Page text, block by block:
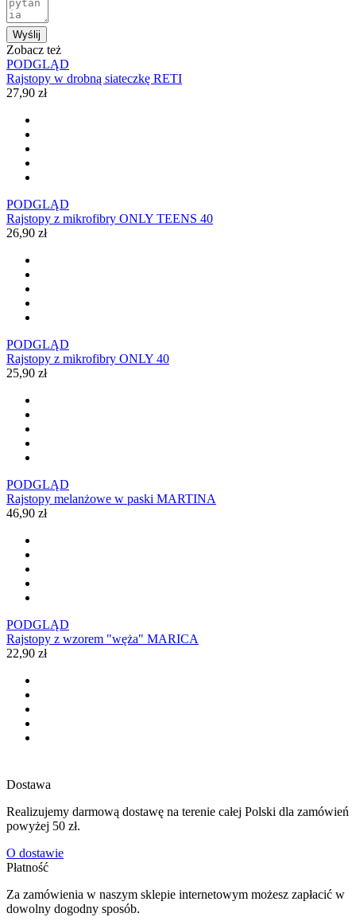
Wyślij
Zobacz też
PODGLĄD
Rajstopy w drobną siateczkę RETI
27,90 zł
PODGLĄD
Rajstopy z mikrofibry ONLY TEENS 40
26,90 zł
PODGLĄD
Rajstopy z mikrofibry ONLY 40
25,90 zł
PODGLĄD
Rajstopy melanżowe w paski MARTINA
46,90 zł
PODGLĄD
Rajstopy z wzorem "węża" MARICA
22,90 zł
Dostawa
Realizujemy darmową dostawę na terenie całej Polski dla zamówień
powyżej 50 zł.
O dostawie
Płatność
Za zamówienia w naszym sklepie internetowym możesz zapłacić w
dowolny dogodny sposób.